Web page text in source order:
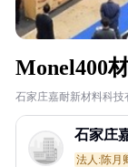
Monel400
石家庄嘉耐新材料科技
石家庄
法人:陈月